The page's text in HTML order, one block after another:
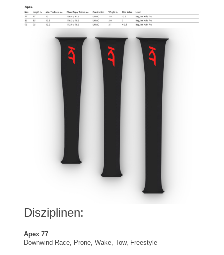
Disziplinen:
Apex 77
Downwind Race, Prone, Wake, Tow, Freestyle